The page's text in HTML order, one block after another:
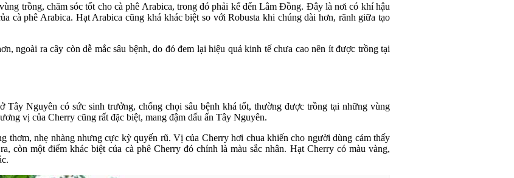
trồng, chăm sóc tốt cho cà phê Arabica, trong đó phải kể đến Lâm Đồng. Đây là nơi có khí hậu
cà phê Arabica. Hạt Arabica cũng khá khác biệt so với Robusta khi chúng dài hơn, rãnh giữa tạo
ngoài ra cây còn dễ mắc sâu bệnh, do đó đem lại hiệu quả kinh tế chưa cao nên ít được trồng tại
Tây Nguyên có sức sinh trưởng, chống chọi sâu bệnh khá tốt, thường được trồng tại những vùng
vị của Cherry cũng rất đặc biệt, mang đậm dấu ấn Tây Nguyên.
thơm, nhẹ nhàng nhưng cực kỳ quyến rũ. Vị của Cherry hơi chua khiến cho người dùng cảm thấy
còn một điểm khác biệt của cà phê Cherry đó chính là màu sắc nhân. Hạt Cherry có màu vàng,